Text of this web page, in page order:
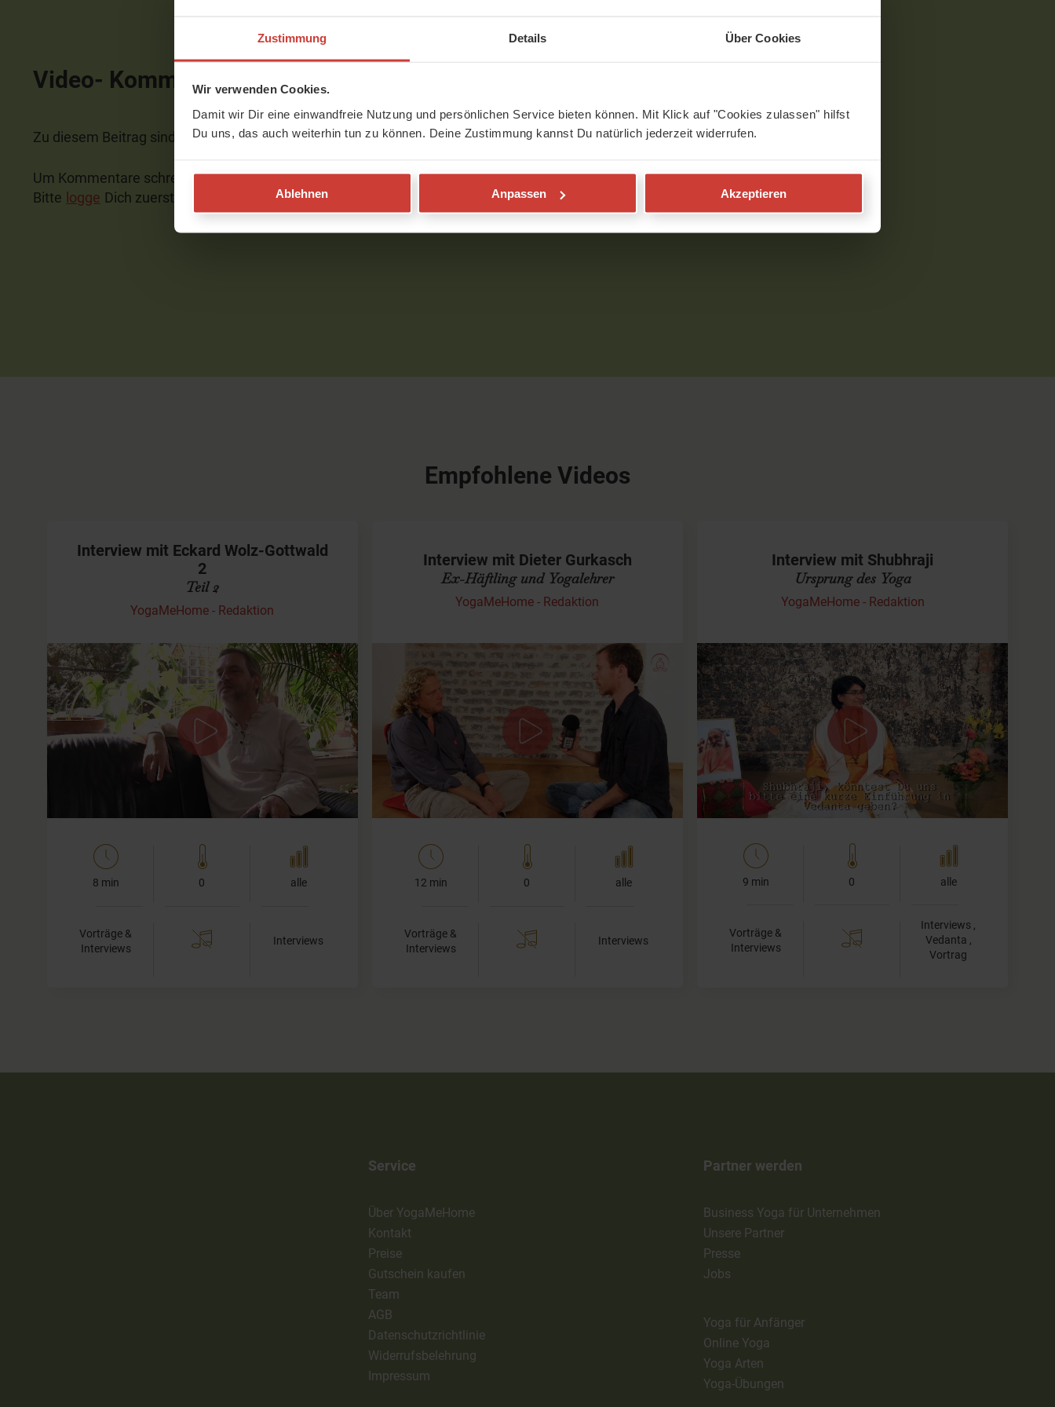
Zustimmung Details Über Cookies
Wir verwenden Cookies.
Damit wir Dir eine einwandfreie Nutzung und persönlichen Service bieten können. Mit Klick auf "Cookies zulassen" hilfst
Du uns, das auch weiterhin tun zu können. Deine Zustimmung kannst Du natürlich jederzeit widerrufen.
Ablehnen Anpassen Akzeptieren
Video- Kommentare
Zu diesem Beitrag sind noch keine Kommentare vorhanden.
Um Kommentare schreiben zu können, musst Du eingeloggt sein.
Bitte logge Dich zuerst ein bzw. registriereDich.
Empfohlene Videos
Interview mit Eckard Wolz-Gottwald
2
Teil 2
YogaMeHome - Redaktion
Gespräch mit dem Autor und Yoga-Lehrer
Dr. Eckard Wolz-Gottwald
In diesem zweiten Teil unserer Serie mit Eckard Wolz-
Gottwald spreche ich mit ihm über die Frage, wie man
als YogalehrerIn mit dem…
8 min 0 alle
Vorträge &
Interviews
Interviews
Interview mit Dieter Gurkasch
Ex-Häftling und Yogalehrer
YogaMeHome - Redaktion
Dieter Gurkasch über die Kraft des Yoga
Dieter Gurkasch hat für einen Raubmord in den 80er-
Jahren 25 jahre im Gefängnis gesessen. Dort erlebte er
durch Yoga einen fundamentalen Wandel seiner…
12 min 0 alle
Vorträge &
Interviews
Interviews
Interview mit Shubhraji
Ursprung des Yoga
YogaMeHome - Redaktion
Shubhraji über Vedanta und Yoga
Was ist Vedanta und in welcher Beziehung steht es
zum Yoga?
Wir haben Shubhraji, eine hervorragende Kennerin des
Vedanta und der alten Schriften, gefragt. Im…
9 min 0 alle
Vorträge &
Interviews
Interviews ,
Vedanta ,
Vortrag
Service
Über YogaMeHome
Kontakt
Preise
Gutschein kaufen
Team
AGB
Datenschutzrichtlinie
Widerrufsbelehrung
Impressum
Partner werden
Business Yoga für Unternehmen
Unsere Partner
Presse
Jobs
Yoga für Anfänger
Online Yoga
Yoga Arten
Yoga-Übungen